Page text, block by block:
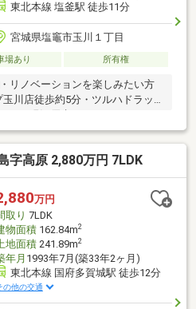
東北本線 塩釜駅 徒歩11分
宮城県塩竈市玉川１丁目
場あり 所有権
リノベーションを楽しみたい方
川店徒歩約5分・ツルハドラッグ
字高原 2,880万円 7LDK
万円
取り 7LDK
物面積162.84m2
地面積241.89m2
年月1993年7月(築33年2ヶ月)
東北本線 国府多賀城駅 徒歩12分
の他の交通